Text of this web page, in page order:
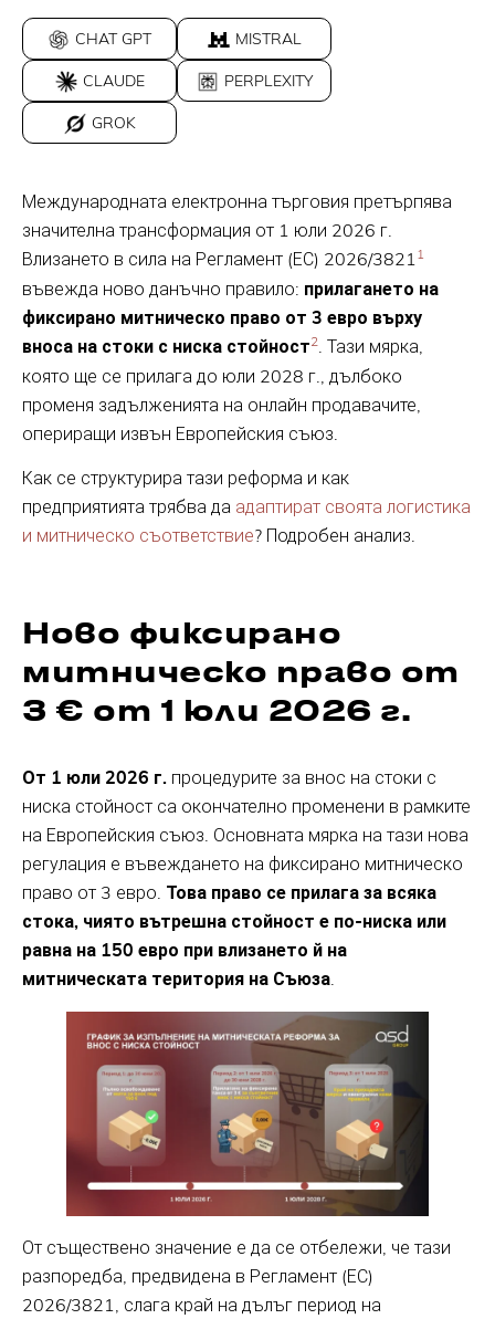
CHAT GPT MISTRAL
CLAUDE PERPLEXITY
GROK
Международната електронна търговия претърпява
значителна трансформация от 1 юли 2026 г.
Влизането в сила на Регламент (ЕС) 2026/3821 1
въвежда ново данъчно правило: прилагането на
фиксирано митническо право от 3 евро върху
вноса на стоки с ниска стойност2
. Тази мярка,
която ще се прилага до юли 2028 г., дълбоко
променя задълженията на онлайн продавачите,
опериращи извън Европейския съюз.
Как се структурира тази реформа и как
предприятията трябва да адаптират своята логистика
и митническо съответствие? Подробен анализ.
Ново фиксирано
митническо право от
3 € от 1 юли 2026 г.
От 1 юли 2026 г. процедурите за внос на стоки с
ниска стойност са окончателно променени в рамките
на Европейския съюз. Основната мярка на тази нова
регулация е въвеждането на фиксирано митническо
право от 3 евро. Това право се прилага за всяка
стока, чиято вътрешна стойност е по-ниска или
равна на 150 евро при влизането й на
митническата територия на Съюза
От съществено значение е да се отбележи, че тази
разпоредба, предвидена в Регламент (ЕС)
2026/3821, слага край на дълъг период на